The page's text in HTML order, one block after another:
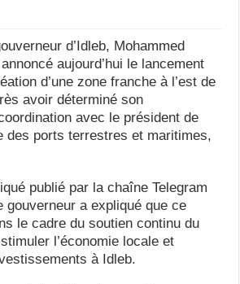
d’Idleb, Mohammed
aujourd’hui le lancement
d’une zone franche à l’est de
avoir déterminé son
avec le président de
des ports terrestres et maritimes,
publié par la chaîne Telegram
gouverneur a expliqué que ce
le cadre du soutien continu du
l’économie locale et
à Idleb.